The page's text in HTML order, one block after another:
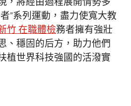
”系列運動，盡力使寬大教
竹 在職體檢務者擁有強壯
、穩固的后方，助力他們
植世界科技強國的活潑實